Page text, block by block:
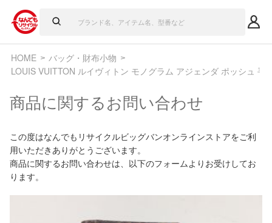
HOME
バッグ・財布小物
LOUIS VUITTON ルイヴィトン モノグラム アジェンダ ポッシュ 手
商品に関するお問い合わせ
この度はなんでもリサイクルビッグバンオンラインストアをご利
用いただきありがとうございます。
商品に関するお問い合わせは、以下のフォームよりお受けしてお
ります。